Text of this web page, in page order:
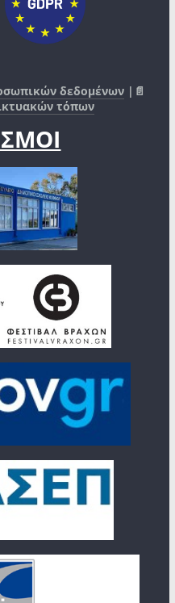
δεδομένων |📄
τόπων